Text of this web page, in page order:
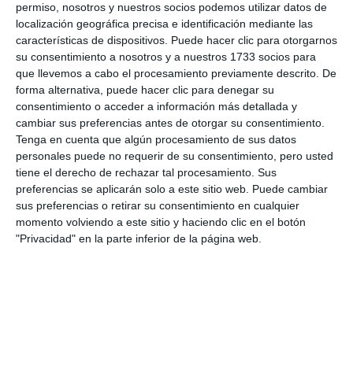
permiso, nosotros y nuestros socios podemos utilizar datos de
localización geográfica precisa e identificación mediante las
características de dispositivos. Puede hacer clic para otorgarnos
su consentimiento a nosotros y a nuestros 1733 socios para
que llevemos a cabo el procesamiento previamente descrito. De
forma alternativa, puede hacer clic para denegar su
consentimiento o acceder a información más detallada y
cambiar sus preferencias antes de otorgar su consentimiento.
Tenga en cuenta que algún procesamiento de sus datos
personales puede no requerir de su consentimiento, pero usted
tiene el derecho de rechazar tal procesamiento. Sus
preferencias se aplicarán solo a este sitio web. Puede cambiar
sus preferencias o retirar su consentimiento en cualquier
momento volviendo a este sitio y haciendo clic en el botón
"Privacidad" en la parte inferior de la página web.